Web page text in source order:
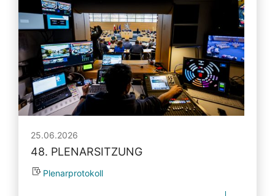
25.06.2026
48. PLENARSITZUNG
Plenarprotokoll